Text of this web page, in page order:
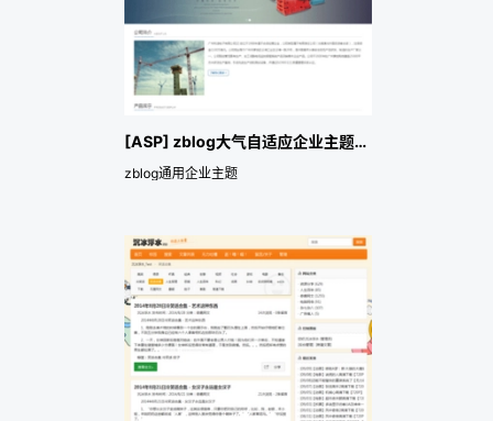
[ASP] zblog大气自适应企业主题egine
zblog通用企业主题